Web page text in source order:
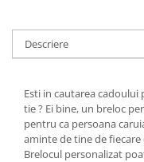
Descriere
Esti in cautarea cadoului
tie ? Ei bine, un breloc
pentru ca persoana
aminte de tine de fiecare
Brelocul personalizat